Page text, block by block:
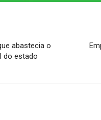
abastecia o
do estado